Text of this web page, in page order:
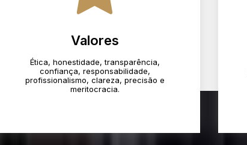
Valores
Ética, honestidade, transparência,
confiança, responsabilidade,
profissionalismo, clareza, precisão e
meritocracia.​